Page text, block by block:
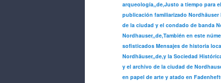
arqueología,,de,Justo a tiempo para
publicación familiarizado
de la ciudad y el condado de banda
Nordhauser,,de,También en este
sofisticados Mensajes de historia
Nordhäuser,,de,y la Sociedad
y el archivo de la ciudad de
en papel de arte y atado en